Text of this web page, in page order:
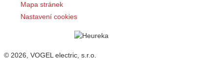
Mapa stránek
Nastavení cookies
© 2026, VOGEL electric, s.r.o.